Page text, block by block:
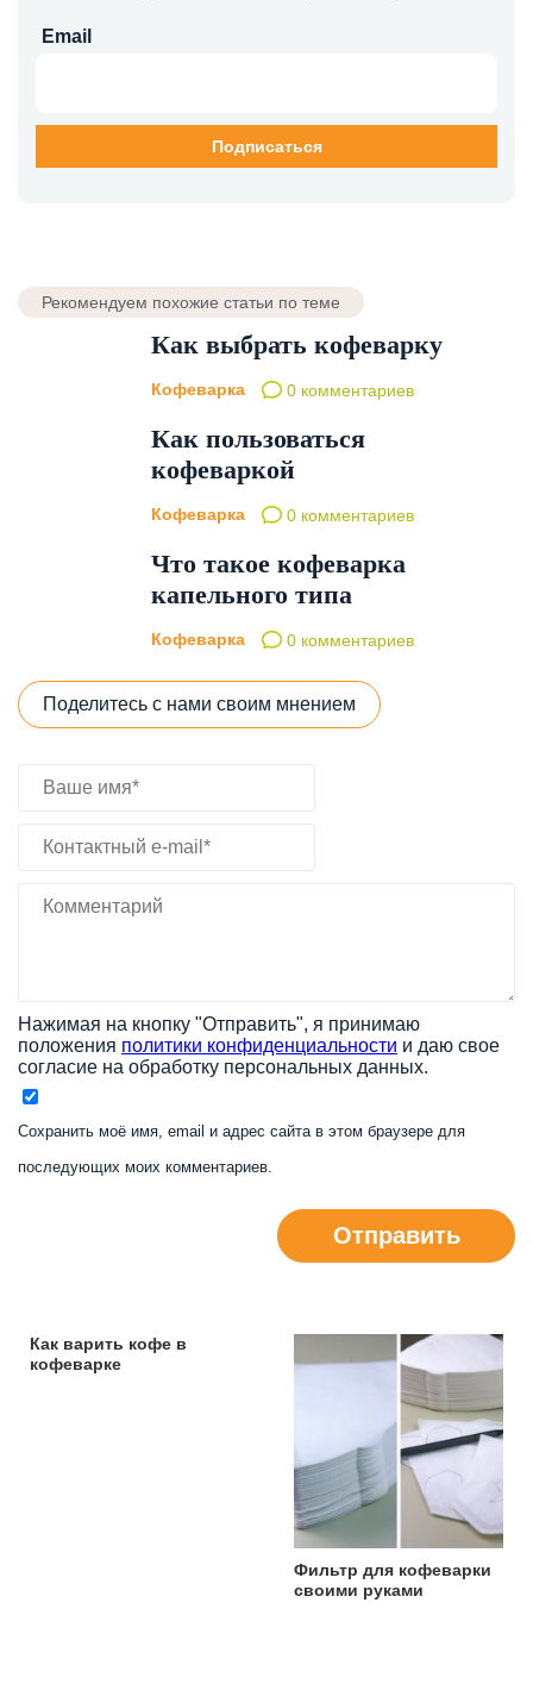
Email
Рекомендуем похожие статьи по теме
Как выбрать кофеварку
Кофеварка 0 комментариев
Как пользоваться
кофеваркой
Кофеварка 0 комментариев
Что такое кофеварка
капельного типа
Кофеварка 0 комментариев
Поделитесь с нами своим мнением
Нажимая на кнопку "Отправить", я принимаю
положения политики конфиденциальности и даю свое
согласие на обработку персональных данных.
Сохранить моё имя, email и адрес сайта в этом браузере для
последующих моих комментариев.
Отправить
Как варить кофе в
кофеварке
Фильтр для кофеварки
своими руками